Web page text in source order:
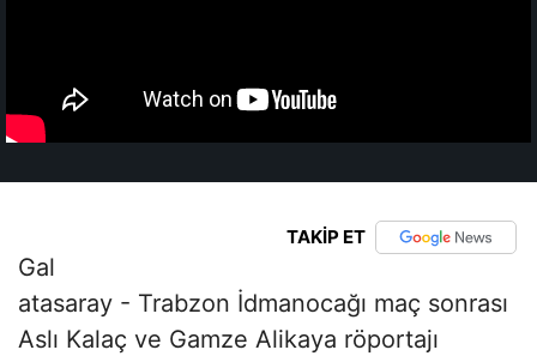
TAKİP ET
Gal
atasaray - Trabzon İdmanocağı maç sonrası
Aslı Kalaç ve Gamze Alikaya röportajı